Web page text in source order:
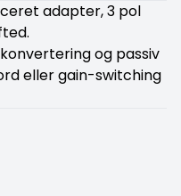
adapter, 3 pol
og passiv
eller gain-switching